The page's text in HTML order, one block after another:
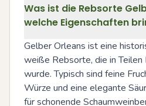
Was ist die Rebsorte
welche Eigenschaften
Gelber Orleans ist eine
weiße Rebsorte, die in
wurde. Typisch sind feine
Würze und eine elegante
für schonende